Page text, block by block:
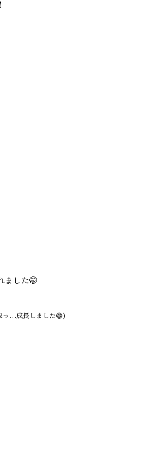
ました🤭
っ…成長しました😁)